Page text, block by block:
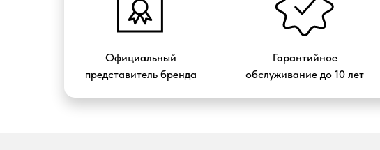
Официальный
представитель бренда
Гарантийное
обслуживание до 10 лет